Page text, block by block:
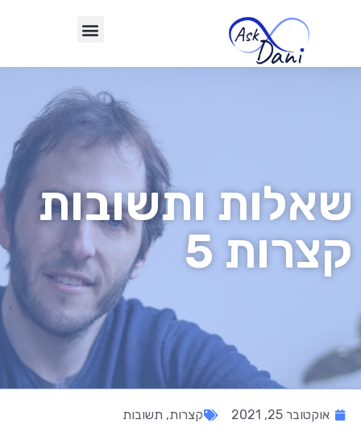
שאלות ותשובות
קצרות 5
אוקטובר 25, 2021 קצרות, תשובות